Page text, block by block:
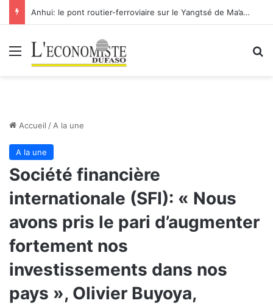
Anhui: le pont routier-ferroviaire sur le Yangtsé de Ma’anshan entre dans la phase finale en vue de sa mise en service
Menu
Accueil / A la une
A la une
Société financière
internationale (SFI): « Nous
avons pris le pari d’augmenter
fortement nos
investissements dans nos
pays », Olivier Buyoya,